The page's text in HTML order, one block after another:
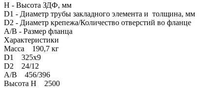
H - Высота ЗДФ, мм
D1 - Диаметр трубы закладного элемента и толщина, мм
D2 - Диаметр крепежа/Количество отверстий во фланце
A/B - Размер фланца
Характеристики
Масса 190,7 кг
D1 325х9
D2 24/12
A/B 456/396
Высота H 2500